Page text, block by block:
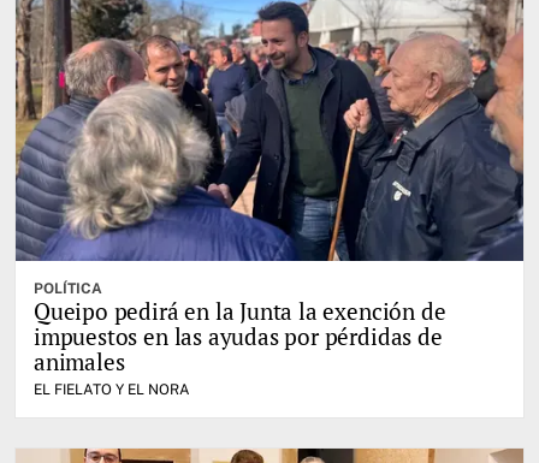
POLÍTICA
Queipo pedirá en la Junta la exención de
impuestos en las ayudas por pérdidas de
animales
EL FIELATO Y EL NORA